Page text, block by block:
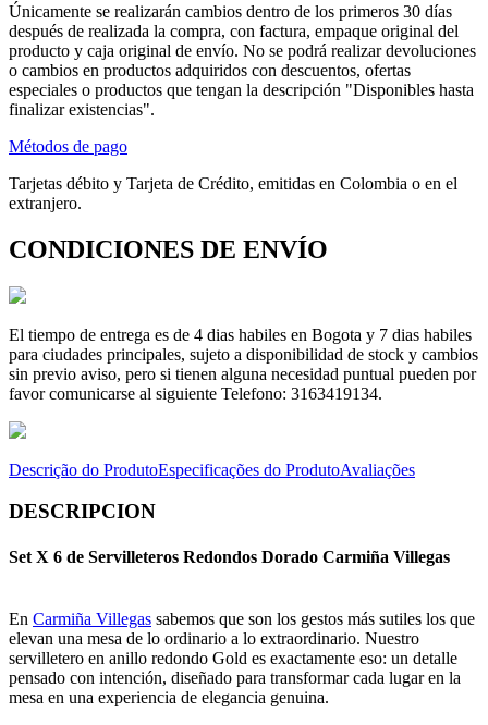
Únicamente se realizarán cambios dentro de los primeros 30 días
después de realizada la compra, con factura, empaque original del
producto y caja original de envío. No se podrá realizar devoluciones
o cambios en productos adquiridos con descuentos, ofertas
especiales o productos que tengan la descripción "Disponibles hasta
finalizar existencias".
Métodos de pago
Tarjetas débito y Tarjeta de Crédito, emitidas en Colombia o en el
extranjero.
CONDICIONES DE ENVÍO
El tiempo de entrega es de 4 dias habiles en Bogota y 7 dias habiles
para ciudades principales, sujeto a disponibilidad de stock y cambios
sin previo aviso, pero si tienen alguna necesidad puntual pueden por
favor comunicarse al siguiente Telefono: 3163419134.
Descrição do ProdutoEspecificações do ProdutoAvaliações
DESCRIPCION
Set X 6 de Servilleteros Redondos Dorado Carmiña Villegas
En Carmiña Villegas sabemos que son los gestos más sutiles los que
elevan una mesa de lo ordinario a lo extraordinario. Nuestro
servilletero en anillo redondo Gold es exactamente eso: un detalle
pensado con intención, diseñado para transformar cada lugar en la
mesa en una experiencia de elegancia genuina.